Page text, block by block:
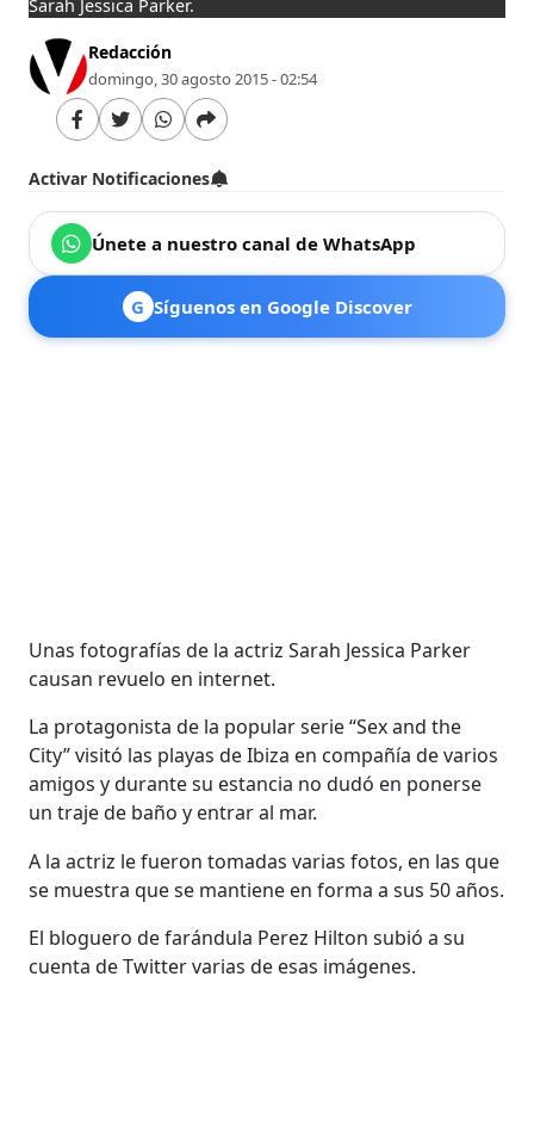
Sarah Jessica Parker.
Redacción
domingo, 30 agosto 2015 - 02:54
Activar Notificaciones
Únete a nuestro canal de WhatsApp
G Síguenos en Google Discover
Unas fotografías de la actriz Sarah Jessica Parker
causan revuelo en internet.
La protagonista de la popular serie “Sex and the
City” visitó las playas de Ibiza en compañía de varios
amigos y durante su estancia no dudó en ponerse
un traje de baño y entrar al mar.
A la actriz le fueron tomadas varias fotos, en las que
se muestra que se mantiene en forma a sus 50 años.
El bloguero de farándula Perez Hilton subió a su
cuenta de Twitter varias de esas imágenes.